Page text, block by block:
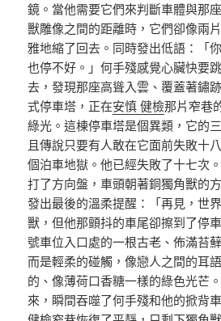
鏡。當他需要它們來判斷車體與那
獸雕像之間的距離時，它們卻像兩
雅地縮了回去。同時發出低語：「
也停不好。」何手殘感覺心臟快要
去，發現那座高聳入雲、覆蓋著鏽
式停車塔，正在安慎 健檢那片窄巷
綠光。這棟停車塔是個異類，它的
且傳說只要有人敢在它面前失敗十
個泊車地獄。他已經失敗了十七次
打了方向盤，車頭朝著銅獨角獸的
發出最後的溫柔提醒：「再見，世
獸，但他那顫抖的車尾卻擦到了停
號車位入口處的一根古老、佈滿苔
而是輕柔的碰觸，像戀人之間的耳
的、像薄荷口香糖一樣的綠色光芒
來，瞬間吞噬了何手殘和他的掀背